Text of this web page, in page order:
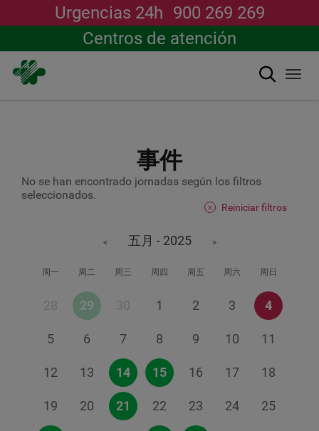
Urgencias 24h 900 269 269
Centros de atención
搜索
事件
No se han encontrado jornadas según los filtros
seleccionados.
Reiniciar filtros
< 五月 - 2025 >
周一 周二 周三 周四 周五 周六 周日
28 29 30 1 2 3 4
5 6 7 8 9 10 11
12 13 14 15 16 17 18
19 20 21 22 23 24 25